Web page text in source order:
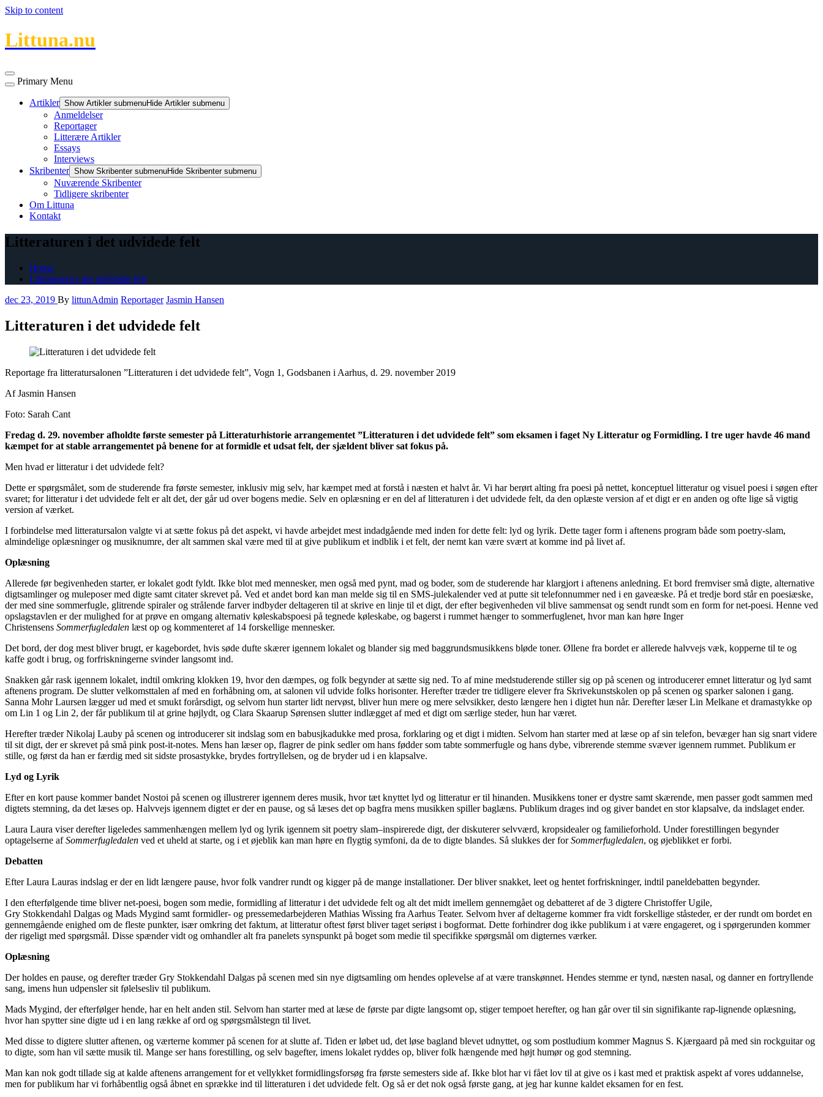
Skip to content
Littuna.nu
Primary Menu
Artikler Show Artikler submenuHide Artikler submenu
Anmeldelser
Reportager
Litterære Artikler
Essays
Interviews
Skribenter Show Skribenter submenuHide Skribenter submenu
Nuværende Skribenter
Tidligere skribenter
Om Littuna
Kontakt
Litteraturen i det udvidede felt
Home
Litteraturen i det udvidede felt
dec 23, 2019 By littunAdmin Reportager Jasmin Hansen
Litteraturen i det udvidede felt
Reportage fra litteratursalonen ”Litteraturen i det udvidede felt”, Vogn 1, Godsbanen i Aarhus, d. 29. november 2019
Af Jasmin Hansen
Foto: Sarah Cant
Fredag d. 29. november afholdte første semester på Litteraturhistorie arrangementet ”Litteraturen i det udvidede felt” som eksamen i faget Ny Litteratur og Formidling. I tre uger havde 46 mand
kæmpet for at stable arrangementet på benene for at formidle et udsat felt, der sjældent bliver sat fokus på.
Men hvad erlitteratur i det udvidede felt?
Dette er spørgsmålet, som de studerende fra første semester, inklusiv mig selv, har kæmpet med at forstå i næsten et halvt år. Vi har berørt alting fra poesi på nettet, konceptuel litteratur og visuel poesi i søgen efter
svaret; for litteratur i det udvidede felt er alt det, der går ud over bogens medie. Selv en oplæsning er en del af litteraturen i det udvidede felt, da den oplæste version af et digt er en anden og ofte lige så vigtig
version af værket.
I forbindelse med litteratursalon valgte vi at sætte fokus på det aspekt, vi havde arbejdet mest indadgående med inden for dette felt: lyd og lyrik. Dette tager form i aftenens program både som poetry-slam,
almindelige oplæsninger og musiknumre, der alt sammen skal være med til at give publikum et indblik i et felt, der nemt kan være svært at komme ind på livet af.
Oplæsning
Allerede før begivenheden starter, er lokalet godt fyldt. Ikke blot med mennesker, men også med pynt, mad og boder, som de studerende har klargjort i aftenens anledning. Et bord fremviser små digte, alternative
digtsamlinger og muleposer med digte samt citaterskrevet på. Ved et andet bord kan man melde sig til en SMS-julekalender ved at putte sit telefonnummer ned i en gaveæske. På et tredje bord står en poesiæske,
dermed sine sommerfugle, glitrende spiraler og strålende farver indbyder deltageren til at skrive en linje til et digt, der efter begivenheden vil blive sammensat og sendt rundt som en form for net-poesi. Henne ved
opslagstavlen er der mulighed for at prøve en omgang alternativ køleskabspoesi på tegnede køleskabe, og bagerst i rummet hænger to sommerfuglenet, hvor man kan høre Inger
Christensens Sommerfugledalen læst op og kommenteret af 14 forskellige mennesker.
Det bord, der dog mest bliver brugt, er kagebordet, hvis søde dufte skærer igennem lokalet og blander sig med baggrundsmusikkens bløde toner. Øllene fra bordet er allerede halvvejs væk, kopperne til te og
kaffe godt i brug, og forfriskningerne svinder langsomt ind.
Snakken går rask igennem lokalet, indtil omkring klokken 19, hvor den dæmpes, og folk begynder at sætte sig ned. To af mine medstuderende stiller sig op på scenen og introducerer emnet litteratur og lyd samt
aftenens program. De slutter velkomsttalen af med en forhåbning om, at salonen vil udvide folks horisonter. Herefter træder tre tidligere elever fra Skrivekunstskolen op på scenen og sparker salonen i gang.
Sanna Mohr Laursen lægger ud med et smukt forårsdigt, og selvom hun starter lidt nervøst, bliver hun mere og mere selvsikker, desto længere hen i digtet hun når. Derefter læser Lin Melkane et dramastykke op
om Lin 1 og Lin 2, der får publikum til at grine højlydt, og Clara Skaarup Sørensen slutter indlægget af med et digt om særlige steder, hun har været.
Hereftertræder Nikolaj Lauby på scenen og introducerer sit indslag som en babusjkadukke med prosa, forklaring og et digt i midten. Selvom han starter med at læse op af sin telefon, bevægerhan sig snart videre
til sit digt, der er skrevet på små pink post-it-notes. Mens han læser op, flagrerde pink sedler om hans fødder som tabte sommerfugle og hans dybe, vibrerende stemme svæver igennem rummet. Publikum er
stille, og først da han er færdig med sit sidste prosastykke, brydes fortryllelsen, og de bryder ud i en klapsalve.
Lyd og Lyrik
Efter en kort pause kommer bandet Nostoi på scenen og illustrerer igennem deres musik, hvor tæt knyttet lyd og litteratur er til hinanden. Musikkens toner er dystre samt skærende, men passer godt sammen med
digtets stemning, da det læses op. Halvvejs igennem digtet er der en pause, og så læses det op bagfra mens musikken spiller baglæns. Publikum drages ind og giver bandet en stor klapsalve, da indslaget ender.
Laura Laura viser derefter ligeledes sammenhængen mellem lyd og lyrik igennem sit poetry slam–inspirerede digt, derdiskuterer selvværd, kropsidealer og familieforhold. Under forestillingen begynder
optagelserne afSommerfugledalen ved et uheld at starte, og i et øjeblik kan man høre en flygtig symfoni, da de to digte blandes. Så slukkes der forSommerfugledalen, og øjeblikket er forbi.
Debatten
Efter Laura Lauras indslag er der en lidt længere pause, hvor folk vandrer rundt og kigger på de mange installationer. Der bliver snakket, leet og hentet forfriskninger, indtil paneldebatten begynder.
I den efterfølgende time bliver net-poesi, bogen som medie, formidling af litteratur i det udvidede felt og alt det midt imellem gennemgået og debatteret af de 3 digtere ChristofferUgile,
Gry Stokkendahl Dalgas og Mads Mygind samt formidler- og pressemedarbejderen Mathias Wissing fra Aarhus Teater. Selvom hver af deltagerne kommer fra vidt forskellige ståsteder, er der rundt om bordet en
gennemgående enighed om de fleste punkter, især omkring det faktum, at litteratur oftest først bliver taget seriøst i bogformat. Dette forhindrer dog ikke publikum i at være engageret, og i spørgerunden kommer
der rigeligt med spørgsmål. Disse spænder vidt og omhandler alt fra panelets synspunkt på boget som medie til specifikke spørgsmål om digternes værker.
Oplæsning
Der holdes en pause, og derefter træder Gry Stokkendahl Dalgas på scenen med sin nye digtsamling om hendes oplevelse af at være transkønnet. Hendes stemme er tynd, næsten nasal, og danner en fortryllende
sang, imens hun udpensler sit følelsesliv til publikum.
Mads Mygind, der efterfølger hende, har en helt anden stil. Selvom han starter med at læse de første par digte langsomt op, stiger tempoet herefter, og han går over til sin signifikante rap-lignende oplæsning,
hvorhan spytter sine digte ud i en lang række af ord og spørgsmålstegn til livet.
Med disse to digtere slutter aftenen, og værterne kommer på scenen for at slutte af. Tiden er løbet ud, det løse bagland blevet udnyttet, og som postludium kommer Magnus S. Kjærgaard på med sin rockguitar og
to digte, som han vil sætte musik til. Mange ser hans forestilling, og selv bagefter, imens lokalet ryddes op, bliver folk hængende med højt humør og god stemning.
Man kan nok godt tillade sig at kalde aftenens arrangement for et vellykket formidlingsforsøg fra første semesters side af. Ikke blot har vi fået lov til at give os i kast med et praktisk aspekt af vores uddannelse,
men for publikum har vi forhåbentlig også åbnet en sprække ind til litteraturen i det udvidede felt. Og så er det nok også første gang, at jeg har kunne kaldet eksamen for en fest.